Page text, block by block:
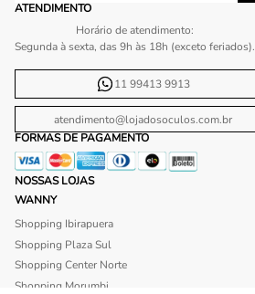
ATENDIMENTO
Horário de atendimento:
Segunda à sexta, das 9h às 18h (exceto feriados).
11 99413 9913
atendimento@lojadosoculos.com.br
FORMAS DE PAGAMENTO
NOSSAS LOJAS
WANNY
Shopping Ibirapuera
Shopping Plaza Sul
Shopping Center Norte
Shopping Morumbi